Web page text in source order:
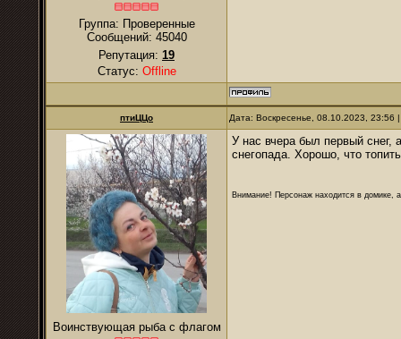
Группа: Проверенные
Сообщений: 45040
Репутация: 19
Статус: Offline
птиЦЦо Дата: Воскресенье, 08.10.2023,
Воинствующая рыба с флагом
У нас вчера был первый снег,
снегопада. Хорошо, что
Внимание! Персонаж находится в домике,